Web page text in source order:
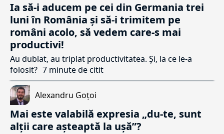
Ia să-i aducem pe cei din Germania trei
luni în România și să-i trimitem pe
români acolo, să vedem care-s mai
productivi!
Au dublat, au triplat productivitatea. Și, la ce le-a
folosit? 7 minute de citit
Alexandru Goțoi
Mai este valabilă expresia „du-te, sunt
alții care așteaptă la ușă”?